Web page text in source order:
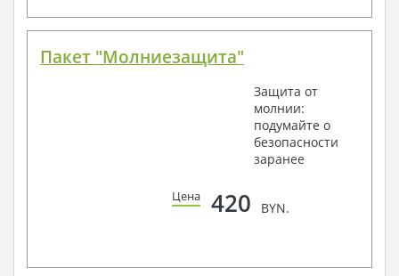
Пакет "Молниезащита"
Защита от
молнии:
подумайте о
безопасности
заранее
Цена 420 BYN.